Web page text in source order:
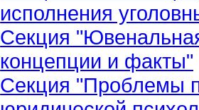
исполнения
Секция
концепции и факты"
Секция "Проблемы